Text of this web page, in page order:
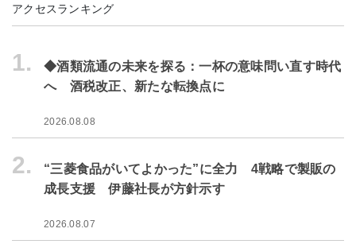
アクセスランキング
1.
◆酒類流通の未来を探る：一杯の意味問い直す時代
へ 酒税改正、新たな転換点に
2026.08.08
2.
“三菱食品がいてよかった”に全力 4戦略で製販の
成長支援 伊藤社長が方針示す
2026.08.07